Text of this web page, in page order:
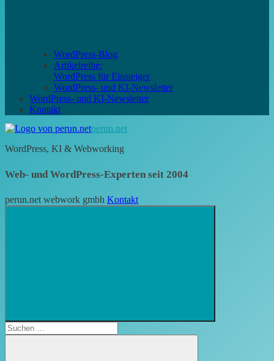
WordPress-Blog
Artikelreihe:
WordPress für Einsteiger
WordPress- und KI-Newsletter
WordPress- und KI-Newsletter
Kontakt
perun.net
WordPress, KI & Webworking
Web- und WordPress-Experten seit 2004
perun.net webwork gmbh Kontakt
öffnen
Suchen
nach: